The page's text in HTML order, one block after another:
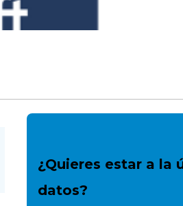
¿Quieres estar a la
datos?